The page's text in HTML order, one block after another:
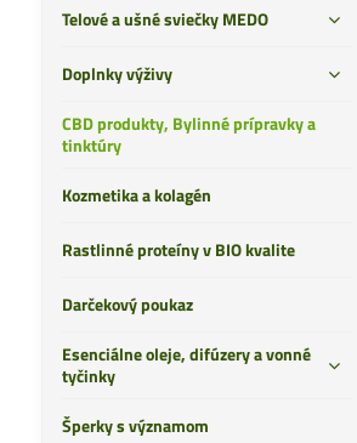
Telové a ušné sviečky MEDO
Doplnky výživy
CBD produkty, Bylinné prípravky a
tinktúry
Kozmetika a kolagén
Rastlinné proteíny v BIO kvalite
Darčekový poukaz
Esenciálne oleje, difúzery a vonné
tyčinky
Šperky s významom